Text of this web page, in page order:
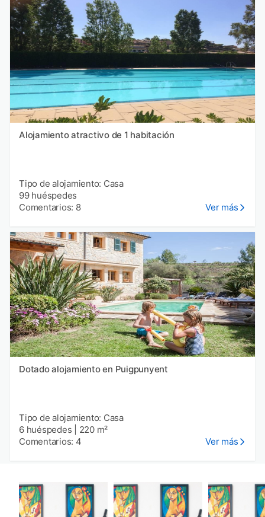
Alojamiento atractivo de 1 habitación
Tipo de alojamiento: Casa
99 huéspedes
Comentarios: 8
Ver más
Dotado alojamiento en Puigpunyent
Tipo de alojamiento: Casa
6 huéspedes
220 m²
Comentarios: 4
Ver más